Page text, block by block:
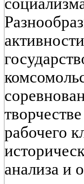
рабочего
анализа и